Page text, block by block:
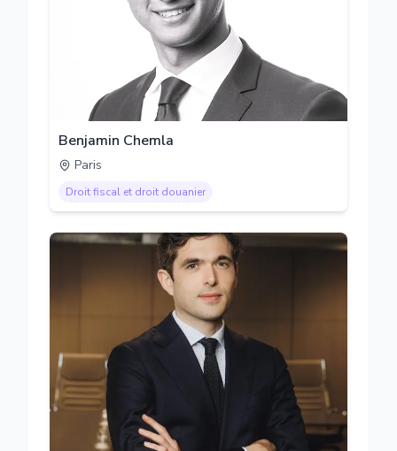
Benjamin Chemla
Paris
Droit fiscal et droit douanier